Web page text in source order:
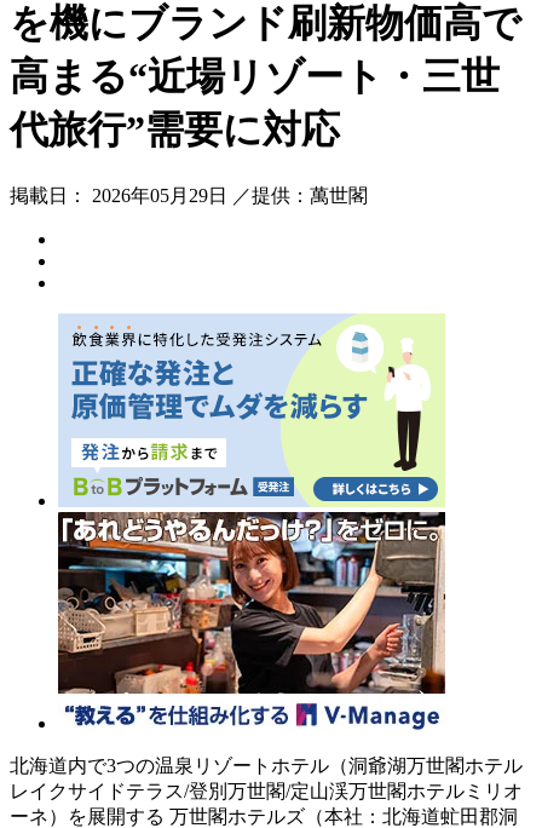
を機にブランド刷新物価高で
高まる“近場リゾート・三世
代旅行”需要に対応
掲載日： 2026年05月29日 ／提供：萬世閣
北海道内で3つの温泉リゾートホテル（洞爺湖万世閣ホテル
レイクサイドテラス/登別万世閣/定山渓万世閣ホテルミリオ
ーネ）を展開する 万世閣ホテルズ（本社：北海道虻田郡洞